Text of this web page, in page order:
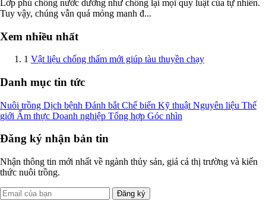
Lớp phủ chống nước dường như chống lại mọi quy luật của tự nhiên.
Tuy vậy, chúng vẫn quá mỏng manh đ...
Xem nhiều nhất
1 Vật liệu chống thấm mới giúp tàu thuyền chạy
Danh mục tin tức
Nuôi trồng Dịch bệnh Đánh bắt Chế biến Kỹ thuật Nguyên liệu Thế
giới Ẩm thực Doanh nghiệp Tổng hợp Góc nhìn
Đăng ký nhận bản tin
Nhận thông tin mới nhất về ngành thủy sản, giá cả thị trường và kiến
thức nuôi trồng.
Đăng ký